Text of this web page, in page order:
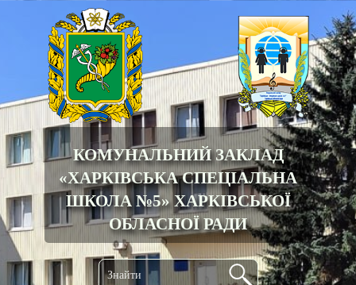
КОМУНАЛЬНИЙ ЗАКЛАД
«ХАРКІВСЬКА СПЕЦІАЛЬНА
ШКОЛА №5» ХАРКІВСЬКОЇ
ОБЛАСНОЇ РАДИ